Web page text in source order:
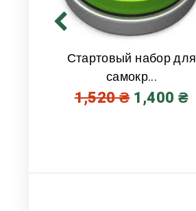
Стартовый набор для
самокр...
1,520₴ 1,400 ₴